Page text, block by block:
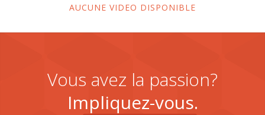
AUCUNE VIDEO DISPONIBLE
Vous avez la passion?
Impliquez-vous.